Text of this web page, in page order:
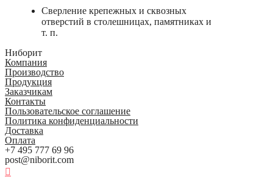
Сверление крепежных и сквозных
отверстий в столешницах, памятниках и
т. п.
Ниборит
Компания
Производство
Продукция
Заказчикам
Контакты
Пользовательское соглашение
Политика конфиденциальности
Доставка
Оплата
+7 495 777 69 96
post@niborit.com